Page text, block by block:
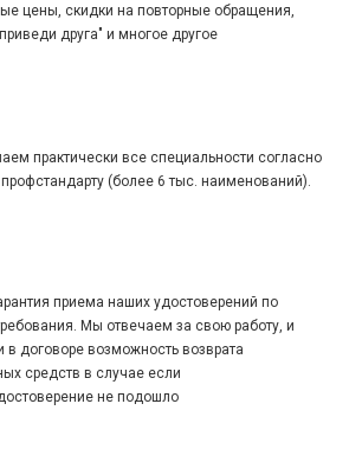
цены, скидки на повторные обращения,
друга" и многое другое
практически все специальности согласно
(более 6 тыс. наименований).
приема наших удостоверений по
Мы отвечаем за свою работу, и
в договоре возможность возврата
средств в случае если
не подошло